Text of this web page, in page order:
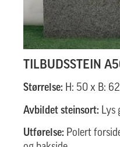
TILBUDSSTEIN
Størrelse: H: 50 x B: 62
Avbildet steinsort: Lys
Utførelse: Polert